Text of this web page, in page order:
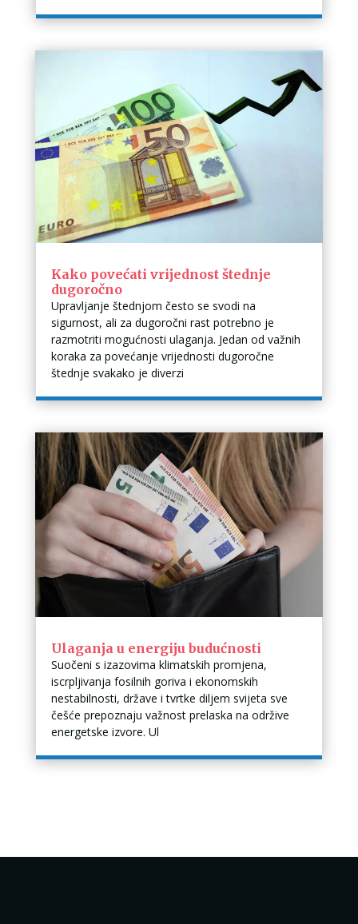
Kako povećati vrijednost štednje
dugoročno
Upravljanje štednjom često se svodi na
sigurnost, ali za dugoročni rast potrebno je
razmotriti mogućnosti ulaganja. Jedan od važnih
koraka za povećanje vrijednosti dugoročne
štednje svakako je diverzi
Ulaganja u energiju budućnosti
Suočeni s izazovima klimatskih promjena,
iscrpljivanja fosilnih goriva i ekonomskih
nestabilnosti, države i tvrtke diljem svijeta sve
češće prepoznaju važnost prelaska na održive
energetske izvore. Ul